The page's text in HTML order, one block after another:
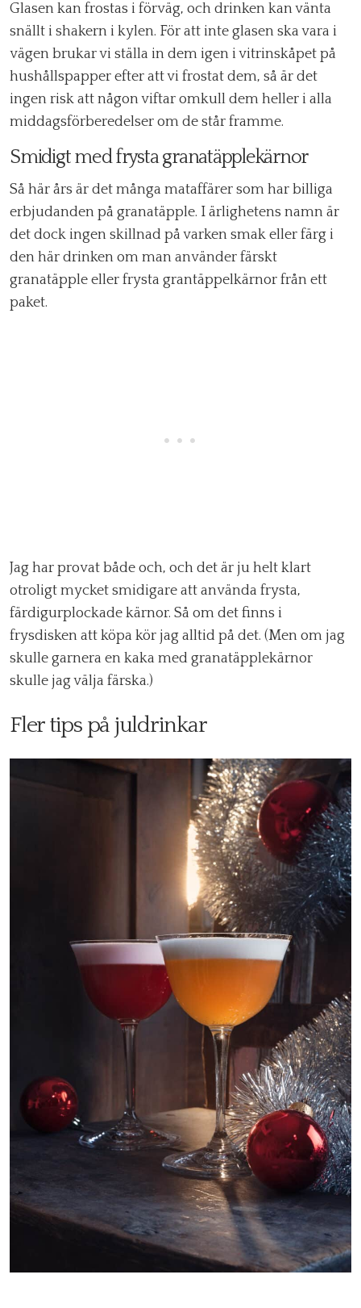
Glasen kan frostas i förväg, och drinken kan vänta
snällt i shakern i kylen. För att inte glasen ska vara i
vägen brukar vi ställa in dem igen i vitrinskåpet på
hushållspapper efter att vi frostat dem, så är det
ingen risk att någon viftar omkull dem heller i alla
middagsförberedelser om de står framme.
Smidigt med frysta granatäpplekärnor
Så här års är det många mataffärer som har billiga
erbjudanden på granatäpple. I ärlighetens namn är
det dock ingen skillnad på varken smak eller färg i
den här drinken om man använder färskt
granatäpple eller frysta grantäppelkärnor från ett
paket.
Jag har provat både och, och det är ju helt klart
otroligt mycket smidigare att använda frysta,
färdigurplockade kärnor. Så om det finns i
frysdisken att köpa kör jag alltid på det. (Men om jag
skulle garnera en kaka med granatäpplekärnor
skulle jag välja färska.)
Fler tips på juldrinkar